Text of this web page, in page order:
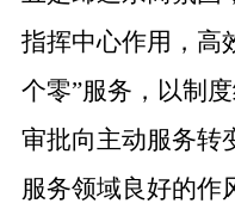
指挥中心作用，高
个零”服务，以制
审批向主动服务转
服务领域良好的作